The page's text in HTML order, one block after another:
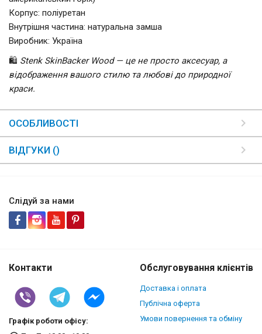
Корпус: поліуретан
Внутрішня частина: натуральна замша
Виробник: Україна
🛍️ Stenk SkinBacker Wood — це не просто аксесуар, а
відображення вашого стилю та любові до природної
краси.
ОСОБЛИВОСТІ
ВІДГУКИ ()
Слідуй за нами
Контакти
Графік роботи офісу:
Обслуговування клієнтів
Доставка і оплата
Публічна оферта
Умови повернення та обміну